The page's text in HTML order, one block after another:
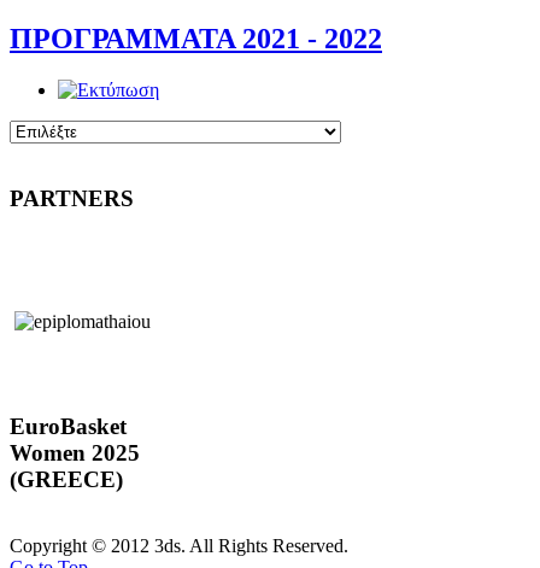
ΠΡΟΓΡΑΜΜΑΤΑ 2021 - 2022
PARTNERS
EuroBasket
Women 2025
(GREECE)
Copyright © 2012 3ds. All Rights Reserved.